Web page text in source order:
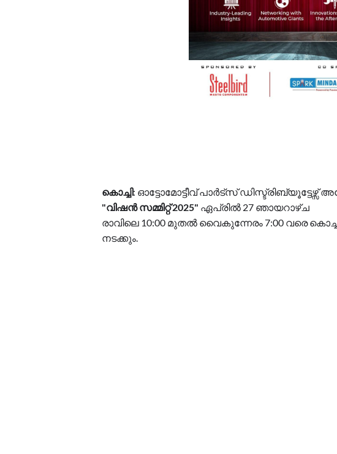
കൊച്ചി: ഓട്ടോമോട്ടീവ് പാർട്സ്
"വിഷൻ സമ്മിറ്റ് 2025" ഏപ്രിൽ 27 ഞായറാഴ്ച
രാവിലെ 10:00 മുതൽ വൈകുന്നേരം 7:00 വരെ
നടക്കും.